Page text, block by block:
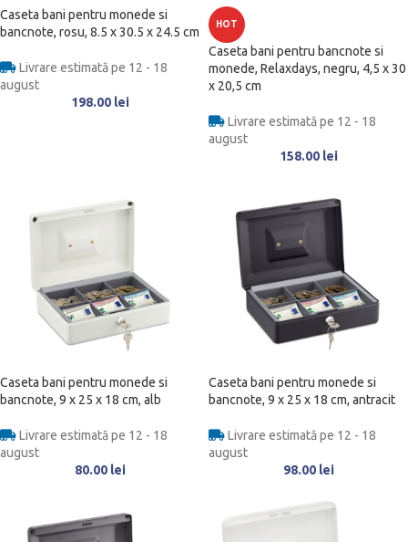
Caseta bani pentru monede si
bancnote, rosu, 8.5 x 30.5 x 24.5 cm
Livrare estimată pe 12 - 18
august
198.00 lei
HOT
Caseta bani pentru bancnote si
monede, Relaxdays, negru, 4,5 x 30
x 20,5 cm
Livrare estimată pe 12 - 18
august
158.00 lei
Caseta bani pentru monede si
bancnote, 9 x 25 x 18 cm, alb
Livrare estimată pe 12 - 18
august
80.00 lei
Caseta bani pentru monede si
bancnote, 9 x 25 x 18 cm, antracit
Livrare estimată pe 12 - 18
august
98.00 lei